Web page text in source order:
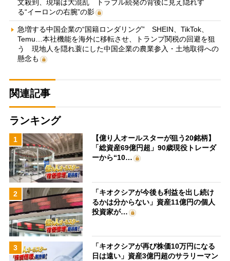
文殺到、現場は大混乱 トラブル続発の背後に見え隠れす
る“イーロンの右腕”の影
急増する中国企業の“国籍ロンダリング” SHEIN、TikTok、
Temu…本社機能を海外に移転させ、トランプ関税の回避を狙
う 現地人を隠れ蓑にした中国企業の農業参入・土地取得への
懸念も
関連記事
ランキング
1
【億り人オールスターが狙う20銘柄】
「総資産69億円超」90歳現役トレーダ
ーから“10…
2
「キオクシアが今後も利益を出し続け
るかは分からない」資産11億円の個人
投資家が…
3
「キオクシアが再び株価10万円になる
日は遠い」資産3億円超のサラリーマン